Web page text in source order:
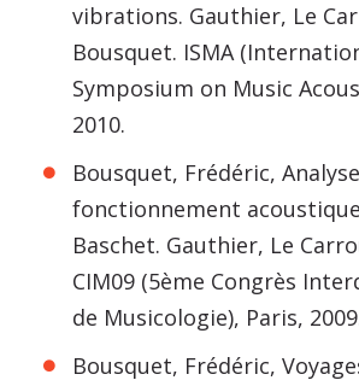
vibrations. Gauthier, Le
Bousquet. ISMA
Symposium on Music
2010.
Bousquet, Frédéric,
fonctionnement
Baschet. Gauthier, Le
CIM09 (5ème Congrès
de Musicologie), Paris,
Bousquet, Frédéric,